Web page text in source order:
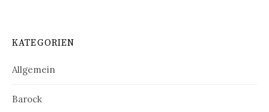
KATEGORIEN
Allgemein
Barock